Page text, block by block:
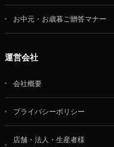
お中元・お歳暮ご贈答マナー
運営会社
会社概要
プライバシーポリシー
店舗・法人・生産者様